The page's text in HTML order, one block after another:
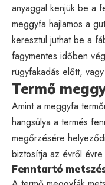
anyaggal kenjük be a
meggyfa hajlamos a
keresztül juthat be a
fagymentes időben
rügyfakadás előtt,
Termő
Amint a meggyfa
hangsúlya a termés
megőrzésére
biztosítja az évről
Fenntartó